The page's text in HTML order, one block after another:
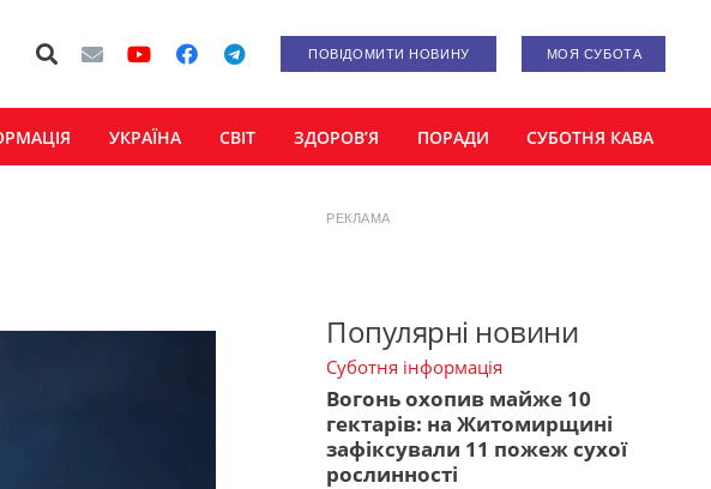
ПОВІДОМИТИ НОВИНУ МОЯ СУБОТА
УКРАЇНА СВІТ ЗДОРОВ’Я ПОРАДИ СУБОТНЯ КАВА
РЕКЛАМА
Популярні новини
Суботня інформація
Вогонь охопив майже 10
гектарів: на Житомирщині
зафіксували 11 пожеж сухої
рослинності